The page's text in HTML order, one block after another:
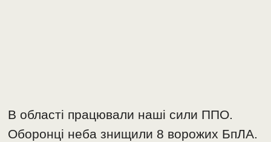
В області працювали наші сили ППО.
Оборонці неба знищили 8️ ворожих БпЛА.